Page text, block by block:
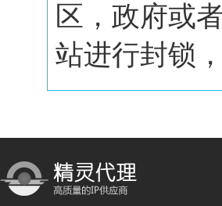
区，政府或
站进行封锁